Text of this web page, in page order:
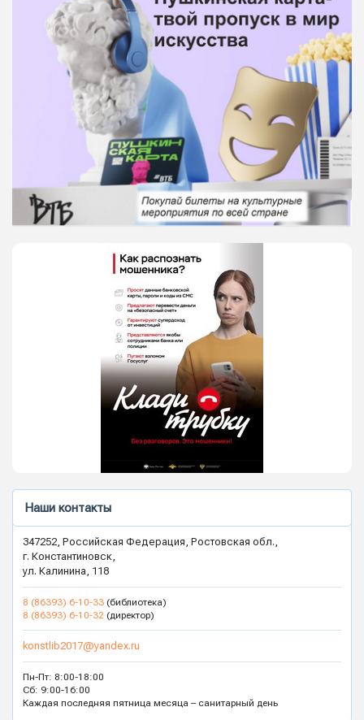
Наши контакты
347252, Российская Федерация, Ростовская обл.,
г. Константиновск,
ул. Калинина, 118
8 (86393) 6-10-33 (библиотека)
8 (86393) 6-10-32 (директор)
konstlib2017@yandex.ru
Пн-Пт: 8:00-18:00
Сб: 9:00-16:00
Каждая последняя пятница месяца – санитарный день